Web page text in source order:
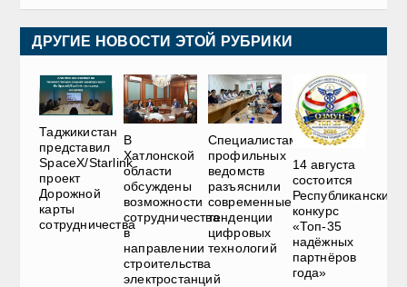
ДРУГИЕ НОВОСТИ ЭТОЙ РУБРИКИ
Таджикистан
представил
SpaceX/Starlink
проект
Дорожной
карты
сотрудничества
В
Хатлонской
области
обсуждены
возможности
сотрудничества
в
направлении
строительства
электростанций
Специалистам
профильных
ведомств
разъяснили
современные
тенденции
цифровых
технологий
14 августа
состоится
Республиканский
конкурс
«Топ-35
надёжных
партнёров
года»